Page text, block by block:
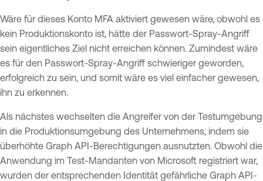
Wäre für dieses Konto MFA aktiviert gewesen wäre, obwohl es
kein Produktionskonto ist, hätte der Passwort-Spray-Angriff
sein eigentliches Ziel nicht erreichen können. Zumindest wäre
es für den Passwort-Spray-Angriff schwieriger geworden,
erfolgreich zu sein, und somit wäre es viel einfacher gewesen,
ihn zu erkennen.
Als nächstes wechselten die Angreifer von der Testumgebung
in die Produktionsumgebung des Unternehmens, indem sie
überhöhte Graph API-Berechtigungen ausnutzten. Obwohl die
Anwendung im Test-Mandanten von Microsoft registriert war,
wurden der entsprechenden Identität gefährliche Graph API-